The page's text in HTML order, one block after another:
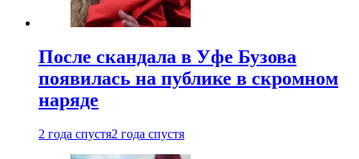
После скандала в Уфе Бузова
появилась на публике в скромном
наряде
2 года спустя2 года спустя